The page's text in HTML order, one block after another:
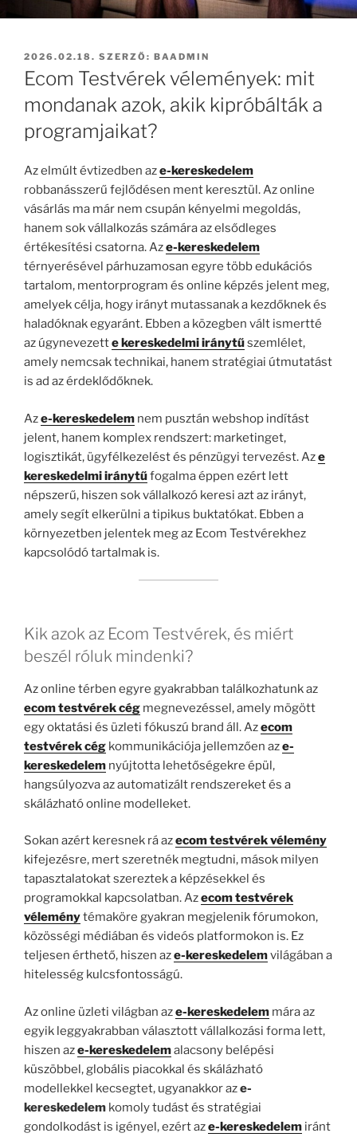
BEKÜLDVE:
2026.02.18. SZERZŐ: BAADMIN
Ecom Testvérek vélemények: mit
mondanak azok, akik kipróbálták a
programjaikat?
Az elmúlt évtizedben aze-kereskedelem
robbanásszerű fejlődésen ment keresztül. Az online
vásárlás ma már nem csupán kényelmi megoldás,
hanem sok vállalkozás számára az elsődleges
értékesítési csatorna. Aze-kereskedelem
térnyerésével párhuzamosan egyre több edukációs
tartalom, mentorprogram és online képzés jelent meg,
amelyek célja, hogy irányt mutassanak a kezdőknek és
haladóknak egyaránt. Ebben a közegben vált ismertté
az úgynevezette kereskedelmi iránytűszemlélet,
amely nemcsak technikai, hanem stratégiai útmutatást
is ad az érdeklődőknek.
Aze-kereskedelem nem pusztán webshop indítást
jelent, hanem komplex rendszert: marketinget,
logisztikát, ügyfélkezelést és pénzügyi tervezést. Aze
kereskedelmi iránytűfogalma éppen ezért lett
népszerű, hiszen sok vállalkozó keresi azt az irányt,
amely segít elkerülni a tipikus buktatókat. Ebben a
környezetben jelentek meg az Ecom Testvérekhez
kapcsolódó tartalmak is.
Kik azok az Ecom Testvérek, és miért
beszél róluk mindenki?
Az online térben egyre gyakrabban találkozhatunk az
ecom testvérek cég megnevezéssel, amely mögött
egy oktatási és üzleti fókuszú brand áll. Azecom
testvérek cég kommunikációja jellemzően aze-
kereskedelem nyújtotta lehetőségekre épül,
hangsúlyozva az automatizált rendszereket és a
skálázható online modelleket.
Sokan azért keresnek rá azecom testvérek vélemény
kifejezésre, mert szeretnék megtudni, mások milyen
tapasztalatokat szereztek a képzésekkel és
programokkal kapcsolatban. Azecom testvérek
véleménytémaköre gyakran megjelenik fórumokon,
közösségi médiában és videós platformokon is. Ez
teljesen érthető, hiszen aze-kereskedelemvilágában a
hitelesség kulcsfontosságú.
Az online üzleti világban aze-kereskedelem mára az
egyik leggyakrabban választott vállalkozási forma lett,
hiszen aze-kereskedelemalacsony belépési
küszöbbel, globális piacokkal és skálázható
modellekkel kecsegtet, ugyanakkor aze-
kereskedelem komoly tudást és stratégiai
gondolkodást is igényel, ezért aze-kereskedelem iránt